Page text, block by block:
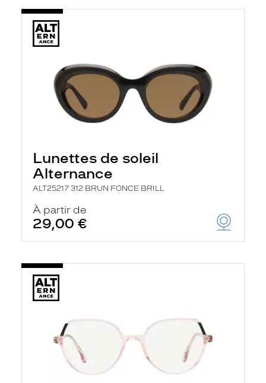
Lunettes de soleil
Alternance
ALT25217 312 BRUN FONCE BRILL
À partir de
29,00 €